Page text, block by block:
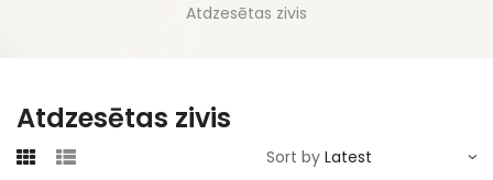
Atdzesētas zivis
Atdzesētas zivis
Sort by